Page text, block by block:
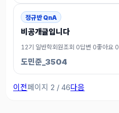
정규반 QnA
비공개글입니다
12기 일반학회원조회 0답변 0좋아요 0
도민준_3504
이전페이지 2 / 46다음